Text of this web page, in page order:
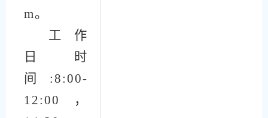
m。
工作
日时
间:8:00-
12:00，